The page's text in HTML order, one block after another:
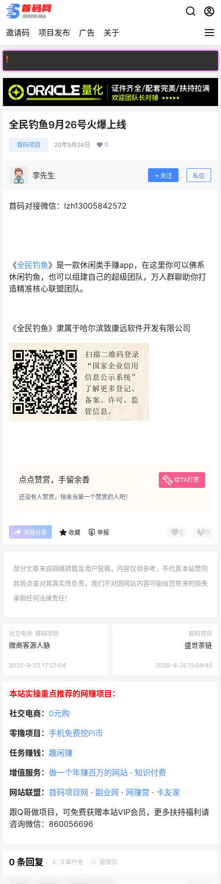
邀请码 项目发布 广告 关于
全民钓鱼9月26号火爆上线
首码项目 20年9月24日 0
李先生 关注 私信
首码对接微信：lzh13005842572
《全民钓鱼》是一款休闲类手赚app，在这里你可以佛系
休闲钓鱼，也可以组建自己的超级团队，万人群聊助你打
造精准核心联盟团队。
《全民钓鱼》隶属于哈尔滨致康远软件开发有限公司
点点赞赏，手留余香 给TA打赏
还没有人赞赏，快来当第一个赞赏的人吧！
海报分享 收藏 举报 0 0
部分文章来自网络转载及用户投稿，内容仅供参考，不代表本站赞同
其观点或对其真实性负责，我们不对因网站内容可能给您带来的损失
承担任何法律责任！
社交电商 首码项目
微商客源人脉
2020-9-23 17:27:04
首码项目
盛世茶链
2020-9-26 15:08:46
本站实操重点推荐的网赚项目：
社交电商： 0元购
零撸项目： 手机免费挖Pi币
任务赚钱： 趣闲赚
增值服务： 做一个年赚百万的网站 · 知识付费
网站联盟： 首码项目网 · 副业网 · 网赚营 · 卡友家
跟Q哥做项目，可免费获赠本站VIP会员，更多扶持福利请
咨询微信：860056696
0 条回复 A 文章作者 M 管理员